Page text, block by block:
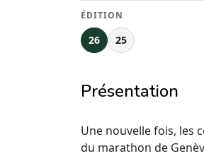
ÉDITION
26 25
Présentation
Une nouvelle fois, les
du marathon de